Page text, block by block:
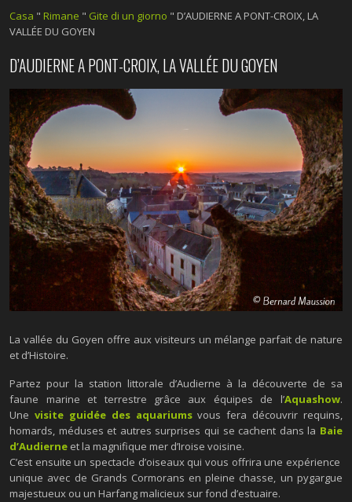
Casa " Rimane " Gite di un giorno " D’AUDIERNE A PONT-CROIX, LA
VALLÉE DU GOYEN
D’AUDIERNE A PONT-CROIX, LA VALLÉE DU GOYEN
La vallée du Goyen offre aux visiteurs un mélange parfait de nature
et d’Histoire.
Partez pour la station littorale d’Audierne à la découverte de sa
faune marine et terrestre grâce aux équipes de l’Aquashow.
Unevisite guidée des aquariumsvous fera découvrir requins,
homards, méduses et autres surprises qui se cachent dans la Baie
d’Audierne et la magnifique mer d’Iroise voisine.
C’est ensuite un spectacle d’oiseaux qui vous offrira une expérience
unique avec de Grands Cormorans en pleine chasse, un pygargue
majestueux ou un Harfang malicieux sur fond d’estuaire.